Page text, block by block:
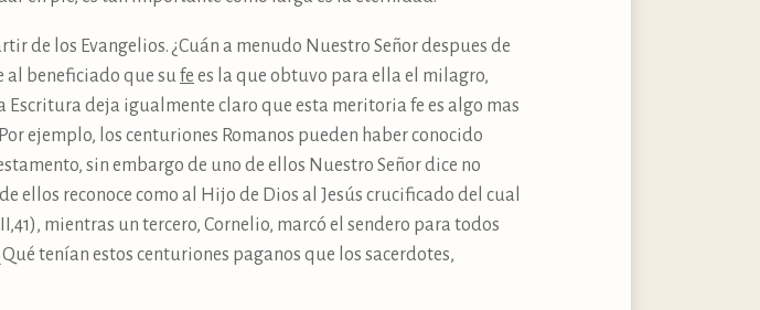
de los Evangelios. ¿Cuán a menudo Nuestro Señor despues de
al beneficiado que su fe es la que obtuvo para ella el milagro,
Escritura deja igualmente claro que esta meritoria fe es algo mas
ejemplo, los centuriones Romanos pueden haber conocido
sin embargo de uno de ellos Nuestro Señor dice no
ellos reconoce como al Hijo de Dios al Jesús crucificado del cual
mientras un tercero, Cornelio, marcó el sendero para todos
tenían estos centuriones paganos que los sacerdotes,